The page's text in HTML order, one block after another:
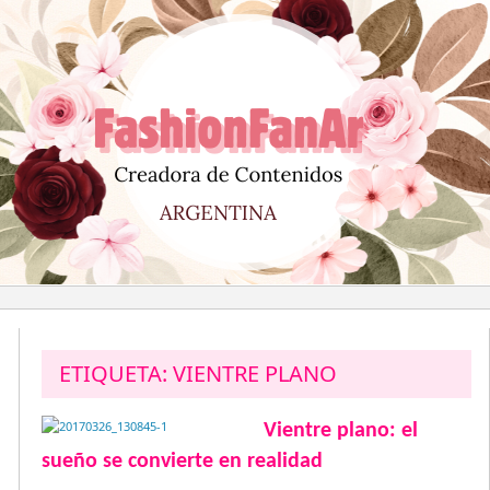
al
contenido
ETIQUETA: VIENTRE PLANO
Vientre plano: el
sueño se convierte en realidad